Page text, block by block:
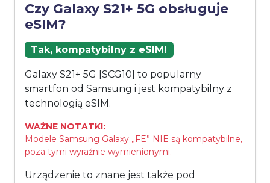
Czy Galaxy S21+ 5G obsługuje
eSIM?
Tak, kompatybilny z eSIM!
Galaxy S21+ 5G [SCG10] to popularny
smartfon od Samsung i jest kompatybilny z
technologią eSIM.
WAŻNE NOTATKI:
Modele Samsung Galaxy „FE” NIE są kompatybilne,
poza tymi wyraźnie wymienionymi.
Urządzenie to znane jest także pod